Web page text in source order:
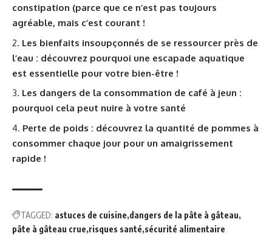
constipation (parce que ce n’est pas toujours
agréable, mais c’est courant !
Les bienfaits insoupçonnés de se ressourcer près de
l’eau : découvrez pourquoi une escapade aquatique
est essentielle pour votre bien-être !
Les dangers de la consommation de café à jeun :
pourquoi cela peut nuire à votre santé
Perte de poids : découvrez la quantité de pommes à
consommer chaque jour pour un amaigrissement
rapide !
TAGGED: astuces de cuisine dangers de la pâte à gâteau
pâte à gâteau crue risques santé sécurité alimentaire